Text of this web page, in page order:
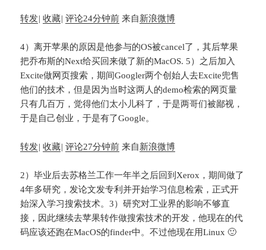
转发| 收藏| 评论24分钟前 来自新浪微博
4）离开苹果的原因是他参与的OS被cancel了，其后苹果
把乔布斯的Next给买回来做了新的MacOS. 5）之后加入
Excite做网页搜索，期间Googler两个创始人去Excite兜售
他们的技术，但是因为当时这两人的demo检索的网页量
只有几百万，觉得他们太小儿科了，于是两哥们被鄙视，
于是自己创业，于是有了Google。
转发| 收藏| 评论27分钟前 来自新浪微博
2）毕业后去苏格兰工作一年半之后回到Xerox，期间做了
4年多研究，发论文发专利并开始学习信息检索，正式开
始深入学习搜索技术。3）研究对工业界的影响不够直
接，因此继续去苹果转作做搜索技术的开发，他现在的代
码应该还跑在MacOS的finder中。不过他现在用Linux 🙂